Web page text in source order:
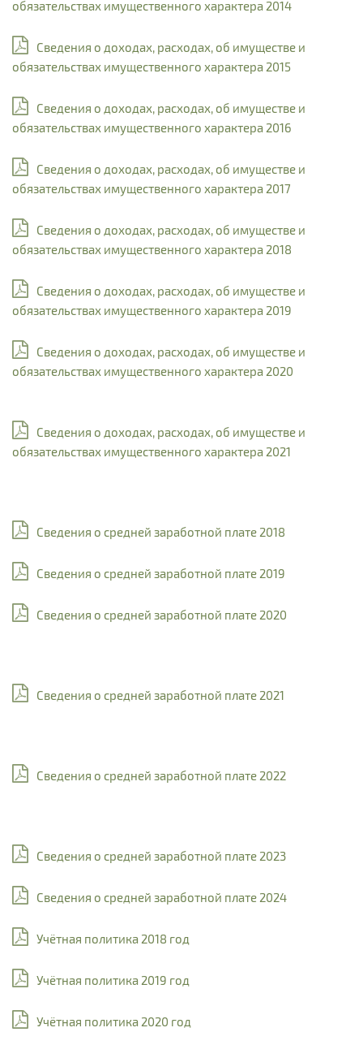
обязательствах имущественного характера 2014
Сведения о доходах, расходах, об имуществе и
обязательствах имущественного характера 2015
Сведения о доходах, расходах, об имуществе и
обязательствах имущественного характера 2016
Сведения о доходах, расходах, об имуществе и
обязательствах имущественного характера 2017
Сведения о доходах, расходах, об имуществе и
обязательствах имущественного характера 2018
Сведения о доходах, расходах, об имуществе и
обязательствах имущественного характера 2019
Сведения о доходах, расходах, об имуществе и
обязательствах имущественного характера 2020
Сведения о доходах, расходах, об имуществе и
обязательствах имущественного характера 2021
Сведения о средней заработной плате 2018
Сведения о средней заработной плате 2019
Сведения о средней заработной плате 2020
Сведения о средней заработной плате 2021
Сведения о средней заработной плате 2022
Сведения о средней заработной плате 2023
Сведения о средней заработной плате 2024
Учётная политика 2018 год
Учётная политика 2019 год
Учётная политика 2020 год